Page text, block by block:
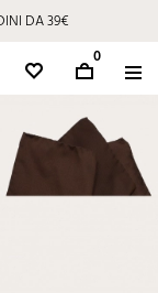
DA 39€
dal 2002
0